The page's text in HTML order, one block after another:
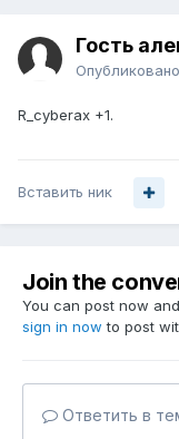
Гость
Опубликовано
R_cyberax +1.
Вставить ник
Join the
You can post now
sign in now to post
Ответить в